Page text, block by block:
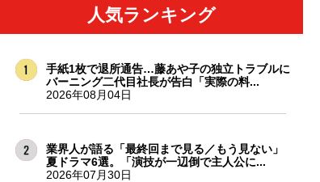
人気ランキング
手紙1枚で退所通告…藤あや子の独立トラブルに
バーニング二代目社長が告白「実際の料...
2026年08月04日
業界人が語る「最終回まで見る／もう見ない」
夏ドラマ6選。「演技が一辺倒で主人公に...
2026年07月30日